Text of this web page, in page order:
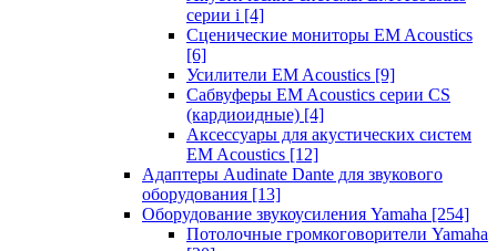
серии i [4]
Сценические мониторы EM Acoustics
[6]
Усилители EM Acoustics [9]
Сабвуферы EM Acoustics серии CS
(кардиоидные) [4]
Аксессуары для акустических систем
EM Acoustics [12]
Адаптеры Audinate Dante для звукового
оборудования [13]
Оборудование звукоусиления Yamaha [254]
Потолочные громкоговорители Yamaha